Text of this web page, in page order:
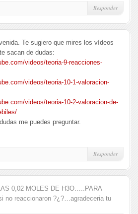
Responder
Te sugiero que mires los vídeos
sacan de dudas:
videos/teoria-9-reacciones-
videos/teoria-10-1-valoracion-
videos/teoria-10-2-valoracion-de-
me puedes preguntar.
Responder
0,02 MOLES DE H3O…..PARA
no reaccionaron ?¿?…agradeceria tu